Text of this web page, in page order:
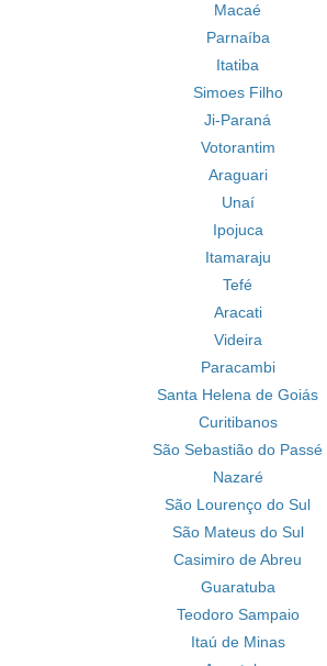
Macaé
Parnaíba
Itatiba
Simoes Filho
Ji-Paraná
Votorantim
Araguari
Unaí
Ipojuca
Itamaraju
Tefé
Aracati
Videira
Paracambi
Santa Helena de Goiás
Curitibanos
São Sebastião do Passé
Nazaré
São Lourenço do Sul
São Mateus do Sul
Casimiro de Abreu
Guaratuba
Teodoro Sampaio
Itaú de Minas